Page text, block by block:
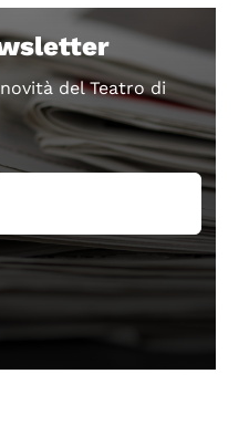
del Teatro di